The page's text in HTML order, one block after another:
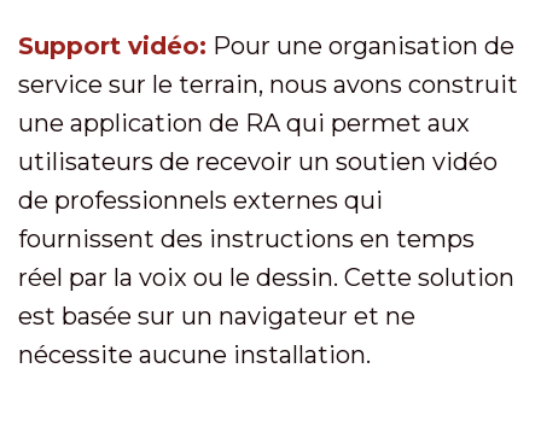
Support vidéo: Pour une organisation de
service sur le terrain, nous avons construit
une application de RA qui permet aux
utilisateurs de recevoir un soutien vidéo
de professionnels externes qui
fournissent des instructions en temps
réel par la voix ou le dessin. Cette solution
est basée sur un navigateur et ne
nécessite aucune installation.